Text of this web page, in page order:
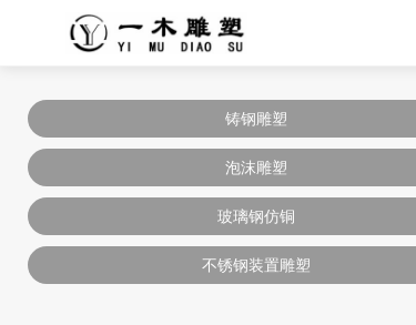
铸钢雕塑
泡沫雕塑
玻璃钢仿铜
不锈钢装置雕塑